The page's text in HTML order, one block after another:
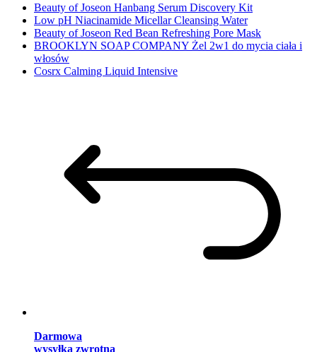
Beauty of Joseon Hanbang Serum Discovery Kit
Low pH Niacinamide Micellar Cleansing Water
Beauty of Joseon Red Bean Refreshing Pore Mask
BROOKLYN SOAP COMPANY Żel 2w1 do mycia ciała i
włosów
Cosrx Calming Liquid Intensive
Darmowa
wysyłka zwrotna